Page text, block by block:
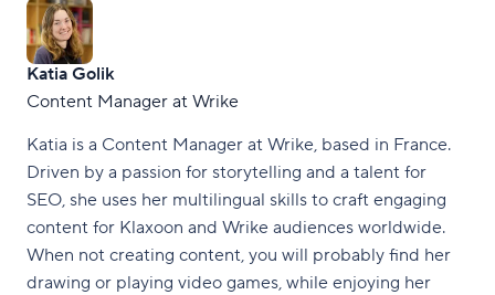
Katia Golik
Content Manager at Wrike
Katia is a Content Manager at Wrike, based in France.
Driven by a passion for storytelling and a talent for
SEO, she uses her multilingual skills to craft engaging
content for Klaxoon and Wrike audiences worldwide.
When not creating content, you will probably find her
drawing or playing video games, while enjoying her